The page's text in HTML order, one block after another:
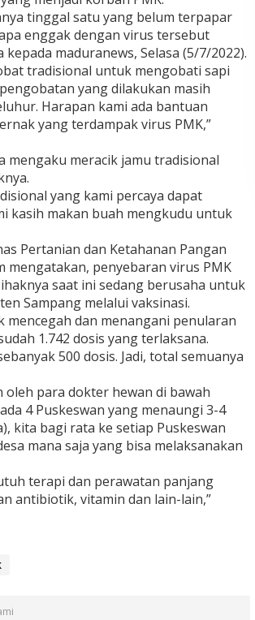
tinggal satu yang belum terpapar
enggak dengan virus tersebut
maduranews, Selasa (5/7/2022).
tradisional untuk mengobati sapi
yang dilakukan masih
Harapan kami ada bantuan
yang terdampak virus PMK,”
mengaku meracik jamu tradisional
yang kami percaya dapat
kasih makan buah mengkudu untuk
Pertanian dan Ketahanan Pangan
mengatakan, penyebaran virus PMK
saat ini sedang berusaha untuk
Sampang melalui vaksinasi.
mencegah dan menangani penularan
1.742 dosis yang terlaksana.
500 dosis. Jadi, total semuanya
oleh para dokter hewan di bawah
4 Puskeswan yang menaungi 3-4
kita bagi rata ke setiap Puskeswan
mana saja yang bisa melaksanakan
terapi dan perawatan panjang
antibiotik, vitamin dan lain-lain,”